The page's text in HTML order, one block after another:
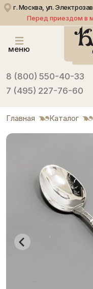
г. Москва, ул.
Перед приездом в
меню
8 (800) 550-40-33
7 (495) 227-76-60
Главная Каталог